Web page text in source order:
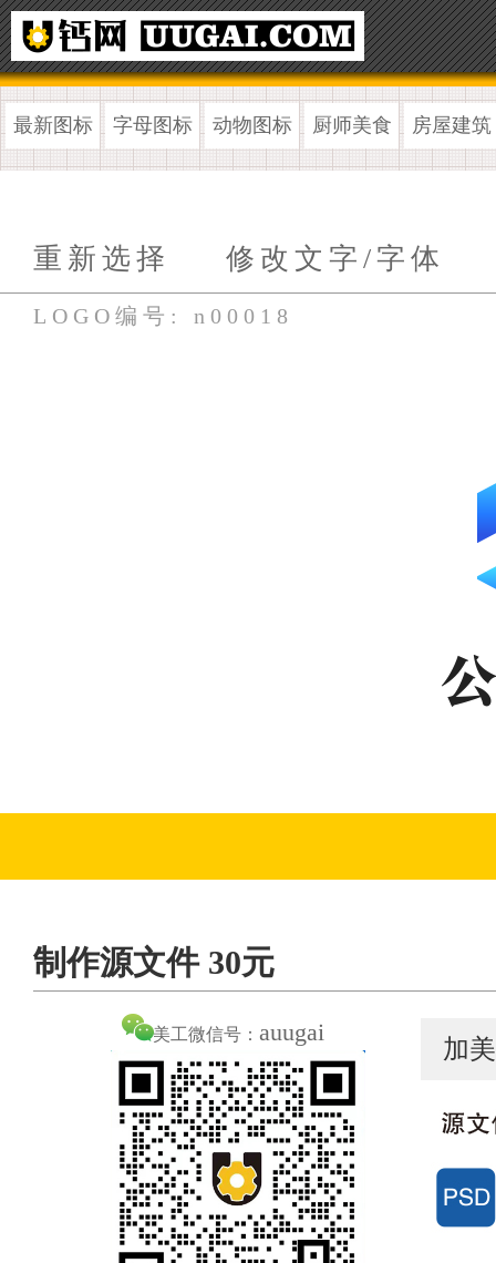
最新图标 字母图标 动物图标 厨师美食 房屋建筑
重新选择 修改文字/字体
LOGO编号: n00018
制作源文件 30元
美工微信号： auugai
加